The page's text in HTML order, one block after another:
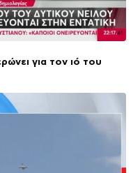
για τον ιό του